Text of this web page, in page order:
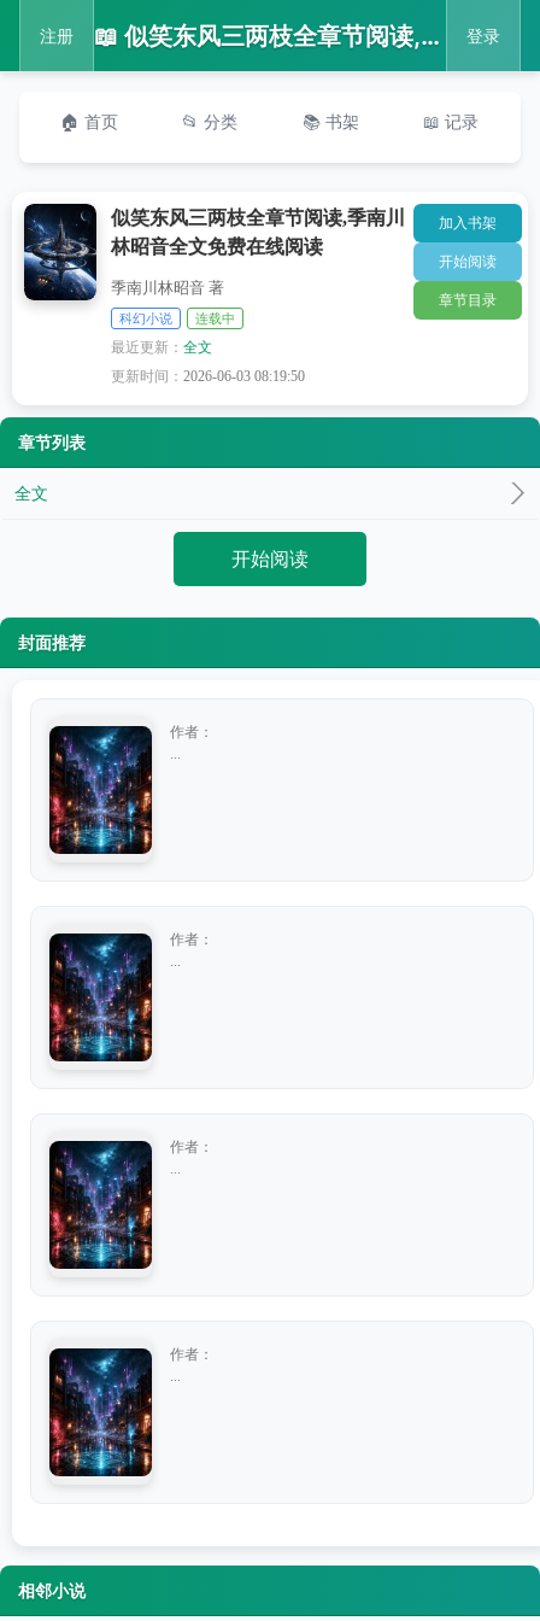
注册 📖 似笑东风三两枝全章节阅读,季南川林昭音全文免费在线阅读 登录
🏠 首页 📂 分类 📚 书架 📖 记录
似笑东风三两枝全章节阅读,季南川
林昭音全文免费在线阅读
季南川林昭音 著
科幻小说 连载中
最近更新：全文
更新时间：2026-06-03 08:19:50
加入书架
开始阅读
章节目录
章节列表
全文
开始阅读
封面推荐
作者：
作者：
作者：
作者：
相邻小说